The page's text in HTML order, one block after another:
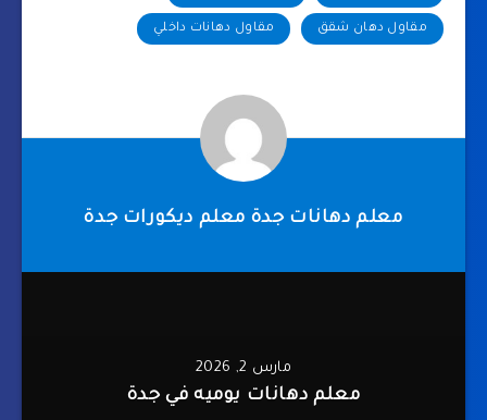
مقاول دهان شقق مقاول دهانات داخلي
معلم دهانات جدة معلم ديكورات جدة
مارس 2, 2026
معلم دهانات يوميه في جدة